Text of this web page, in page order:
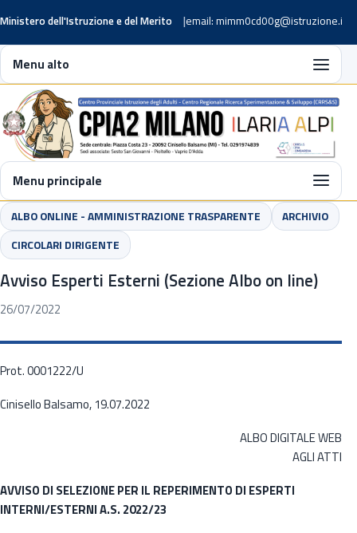
Ministero dell'Istruzione e del Merito email: mimm0cd00g@istruzione.it
Menu alto
Menu principale
ALBO ONLINE - AMMINISTRAZIONE TRASPARENTE
ARCHIVIO
CIRCOLARI DIRIGENTE
Avviso Esperti Esterni (Sezione Albo on line)
26/07/2022
Prot. 0001222/U
Cinisello Balsamo, 19.07.2022
ALBO DIGITALE WEB
AGLI ATTI
AVVISO DI SELEZIONE PER IL REPERIMENTO DI ESPERTI
INTERNI/ESTERNI A.S. 2022/23